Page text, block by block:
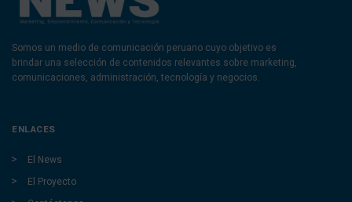
Somos un medio de comunicación peruano cuyo objetivo es
brindar una selección de contenidos relevantes sobre marketing,
comunicaciones, administración, tecnología y negocios.
ENLACES
El News
El Proyecto